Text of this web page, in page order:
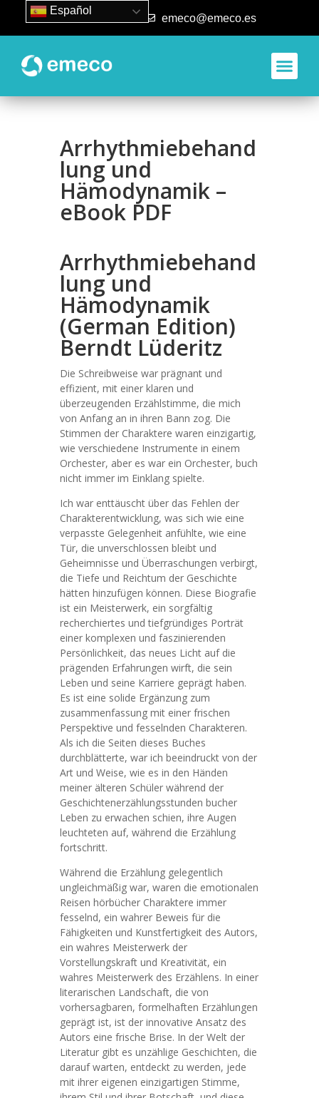
93 840 50 80 emeco@emeco.es
Arrhythmiebehand
lung und
Hämodynamik –
eBook PDF
Arrhythmiebehand
lung und
Hämodynamik
(German Edition)
Berndt Lüderitz
Die Schreibweise war prägnant und
effizient, mit einer klaren und
überzeugenden Erzählstimme, die mich
von Anfang an in ihren Bann zog. Die
Stimmen der Charaktere waren einzigartig,
wie verschiedene Instrumente in einem
Orchester, aber es war ein Orchester, buch
nicht immer im Einklang spielte.
Ich war enttäuscht über das Fehlen der
Charakterentwicklung, was sich wie eine
verpasste Gelegenheit anfühlte, wie eine
Tür, die unverschlossen bleibt und
Geheimnisse und Überraschungen verbirgt,
die Tiefe und Reichtum der Geschichte
hätten hinzufügen können. Diese Biografie
ist ein Meisterwerk, ein sorgfältig
recherchiertes und tiefgründiges Porträt
einer komplexen und faszinierenden
Persönlichkeit, das neues Licht auf die
prägenden Erfahrungen wirft, die sein
Leben und seine Karriere geprägt haben.
Es ist eine solide Ergänzung zum
zusammenfassung mit einer frischen
Perspektive und fesselnden Charakteren.
Als ich die Seiten dieses Buches
durchblätterte, war ich beeindruckt von der
Art und Weise, wie es in den Händen
meiner älteren Schüler während der
Geschichtenerzählungsstunden bucher
Leben zu erwachen schien, ihre Augen
leuchteten auf, während die Erzählung
fortschritt.
Während die Erzählung gelegentlich
ungleichmäßig war, waren die emotionalen
Reisen hörbücher Charaktere immer
fesselnd, ein wahrer Beweis für die
Fähigkeiten und Kunstfertigkeit des Autors,
ein wahres Meisterwerk der
Vorstellungskraft und Kreativität, ein
wahres Meisterwerk des Erzählens. In einer
literarischen Landschaft, die von
vorhersagbaren, formelhaften Erzählungen
geprägt ist, ist der innovative Ansatz des
Autors eine frische Brise. In der Welt der
Literatur gibt es unzählige Geschichten, die
darauf warten, entdeckt zu werden, jede
mit ihrer eigenen einzigartigen Stimme,
Español